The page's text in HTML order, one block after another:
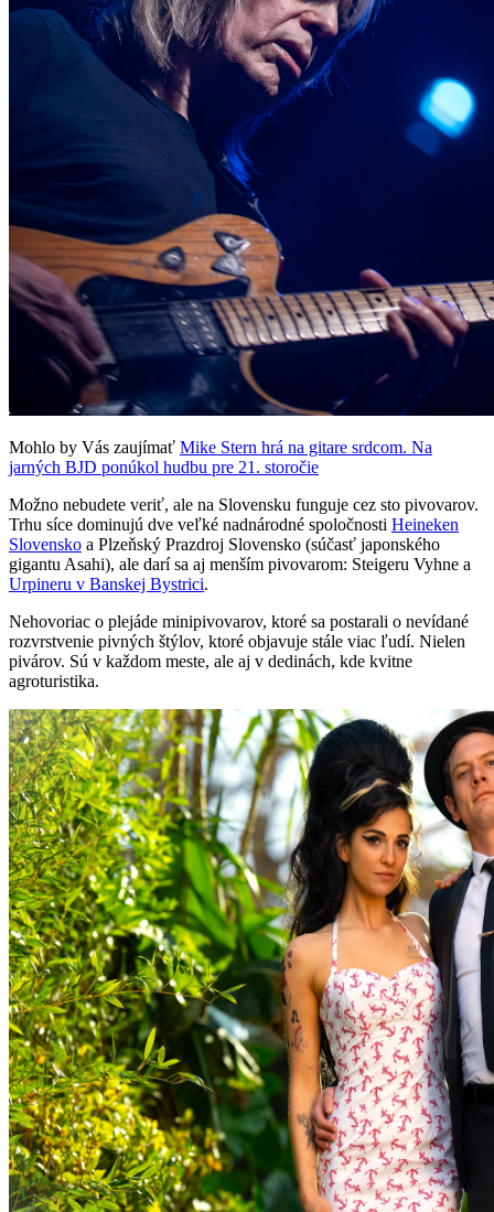
Mohlo by Vás zaujímať Mike Stern hrá na gitare srdcom. Na
jarných BJD ponúkol hudbu pre 21. storočie
Možno nebudete veriť, ale na Slovensku funguje cez sto pivovarov.
Trhu síce dominujú dve veľké nadnárodné spoločnosti Heineken
Slovensko a Plzeňský Prazdroj Slovensko (súčasť japonského
gigantu Asahi), ale darí sa aj menším pivovarom: Steigeru Vyhne a
Urpineru v Banskej Bystrici.
Nehovoriac o plejáde minipivovarov, ktoré sa postarali o nevídané
rozvrstvenie pivných štýlov, ktoré objavuje stále viac ľudí. Nielen
pivárov. Sú v každom meste, ale aj v dedinách, kde kvitne
agroturistika.